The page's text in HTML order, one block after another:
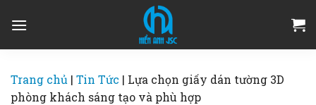
Trang chủ | Tin Tức | Lựa chọn giấy dán tường 3D
phòng khách sáng tạo và phù hợp